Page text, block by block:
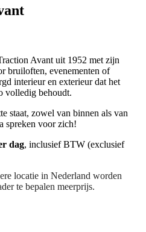
Avant uit 1952 met zijn
bruiloften, evenementen of
interieur en exterieur dat het
volledig behoudt.
staat, zowel van binnen als van
spreken voor zich!
dag, inclusief BTW (exclusief
locatie in Nederland worden
te bepalen meerprijs.